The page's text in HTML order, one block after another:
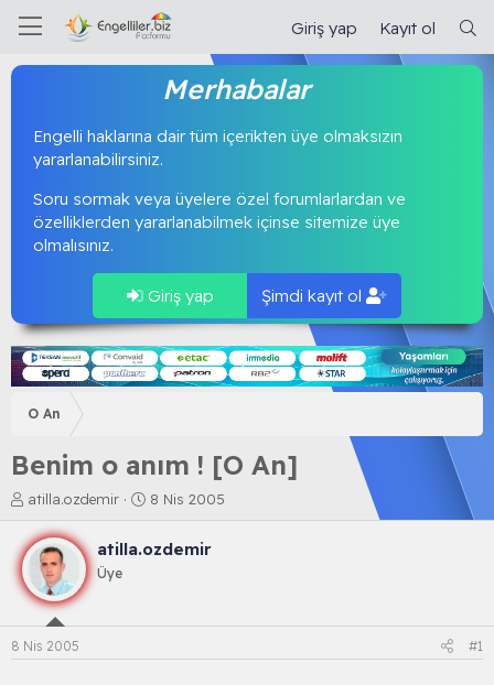
Giriş yap Kayıt ol
Merhabalar
Engelli haklarına dair tüm içerikten üye olmaksızın
yararlanabilirsiniz.
Soru sormak veya üyelere özel forumlarlardan ve
özelliklerden yararlanabilmek içinse sitemize üye
olmalısınız.
Giriş yap Şimdi kayıt ol
O An
Benim o anım ! [O An]
K
o
n
b
y
b
a
atilla.ozdemir
B
a
l
ç
8 Nis 2005
atilla.ozdemir
Üye
8 Nis 2005 #1